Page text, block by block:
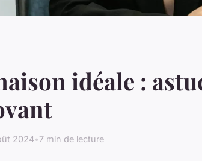
idéale :
2024•7 min de lecture